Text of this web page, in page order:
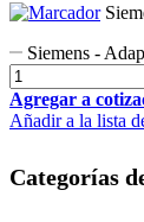
Siemens -
Agregar a
Añadir a la lista
Categorías